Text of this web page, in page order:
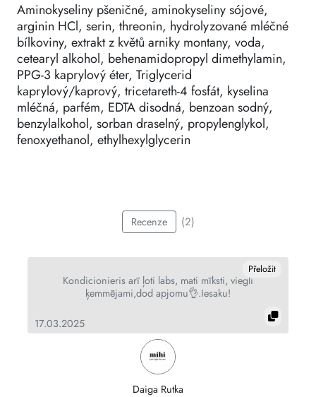
Aminokyseliny pšeničné, aminokyseliny sójové,
arginin HCl, serin, threonin, hydrolyzované mléčné
bílkoviny, extrakt z květů arniky montany, voda,
cetearyl alkohol, behenamidopropyl dimethylamin,
PPG-3 kaprylový éter, Triglycerid
kaprylový/kaprový, tricetareth-4 fosfát, kyselina
mléčná, parfém, EDTA disodná, benzoan sodný,
benzylalkohol, sorban draselný, propylenglykol,
fenoxyethanol, ethylhexylglycerin
Recenze (2)
Přeložit
Kondicionieris arī ļoti labs, mati mīksti, viegli
ķemmējami,dod apjomu👌.Iesaku!
17.03.2025
Daiga Rutka